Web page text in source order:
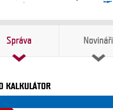
Správa Novináři
KALKULÁTOR